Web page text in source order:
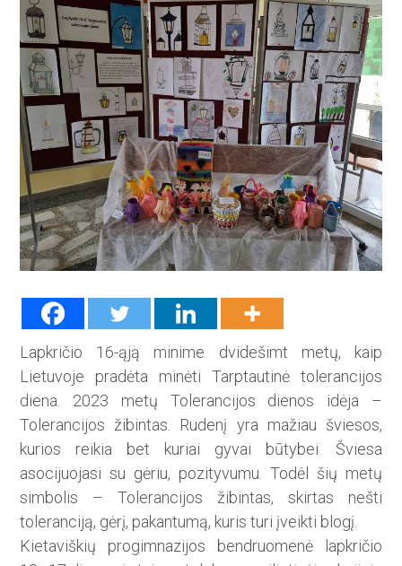
Lapkričio 16-ąją minime dvidešimt metų, kaip
Lietuvoje pra­dėta minėti Tarptautinė tolerancijos
diena. 2023 metų Tolerancijos dienos idėja –
Tolerancijos žibintas. Rudenį yra mažiau šviesos,
kurios reikia bet kuriai gyvai būtybei. Šviesa
asocijuojasi su gėriu, pozityvumu. Todėl šių metų
simbolis – Tolerancijos žibintas, skirtas nešti
toleranciją, gėrį, pakantumą, kuris turi įveikti blogį.
Kietaviškių progimnazijos bend­ruomenė lapkričio